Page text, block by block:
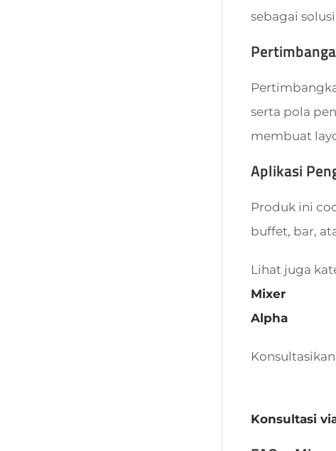
sebagai
serta pola
membuat
Aplikasi
Produk ini
buffet, bar,
Lihat juga
Mixer
Alpha
Konsultasi